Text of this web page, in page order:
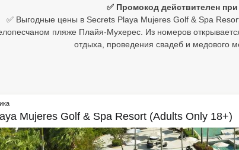
✅ Промокод действителен
✅ Выгодные цены в Secrets Playa Mujeres Golf & Spa
пляже Плайя-Мухерес. Из номеров
отдыха, проведения свадеб и медового
Mujeres Golf & Spa Resort (Adults Only 18+)